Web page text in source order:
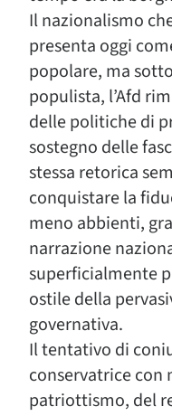
Il nazionalismo
presenta oggi
popolare, ma
populista, l’Afd
delle politiche di
sostegno delle
stessa retorica
conquistare la
meno abbienti,
narrazione
superficialmente
ostile della
governativa.
Il tentativo di
conservatrice con
patriottismo, del